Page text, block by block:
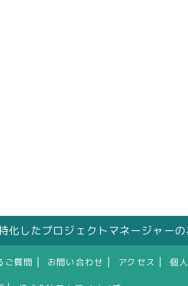
化したプロジェクトマネージャー
ご質問 お問い合わせ アクセス 個